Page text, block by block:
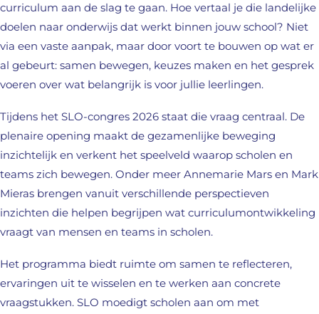
curriculum aan de slag te gaan. Hoe vertaal je die landelijke
doelen naar onderwijs dat werkt binnen jouw school? Niet
via een vaste aanpak, maar door voort te bouwen op wat er
al gebeurt: samen bewegen, keuzes maken en het gesprek
voeren over wat belangrijk is voor jullie leerlingen.
Tijdens het SLO-congres 2026 staat die vraag centraal. De
plenaire opening maakt de gezamenlijke beweging
inzichtelijk en verkent het speelveld waarop scholen en
teams zich bewegen. Onder meer Annemarie Mars en Mark
Mieras brengen vanuit verschillende perspectieven
inzichten die helpen begrijpen wat curriculumontwikkeling
vraagt van mensen en teams in scholen.
Het programma biedt ruimte om samen te reflecteren,
ervaringen uit te wisselen en te werken aan concrete
vraagstukken. SLO moedigt scholen aan om met